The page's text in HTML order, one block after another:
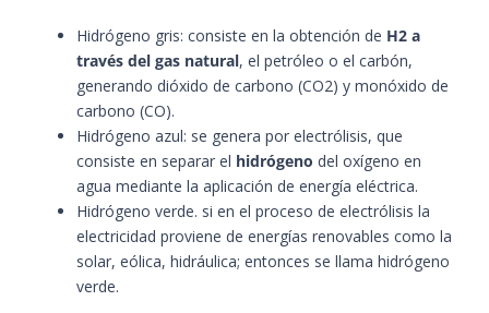
Hidrógeno gris: consiste en la obtención de H2 a
través del gas natural, el petróleo o el carbón,
generando dióxido de carbono (CO2) y monóxido de
carbono (CO).
Hidrógeno azul: se genera por electrólisis, que
consiste en separar el hidrógeno del oxígeno en
agua mediante la aplicación de energía eléctrica.
Hidrógeno verde. si en el proceso de electrólisis la
electricidad proviene de energías renovables como la
solar, eólica, hidráulica; entonces se llama hidrógeno
verde.